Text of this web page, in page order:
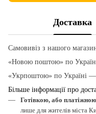
Доставка
Самовивіз з нашого
«Новою поштою» по
«Укрпоштою» по Україні —
Більше інформації про
Готівкою, або
лише для жителів міста